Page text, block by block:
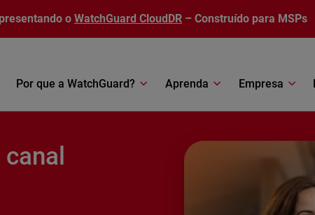
o WatchGuard CloudDR – Construído para MSPs
Por que a WatchGuard? Aprenda Empresa